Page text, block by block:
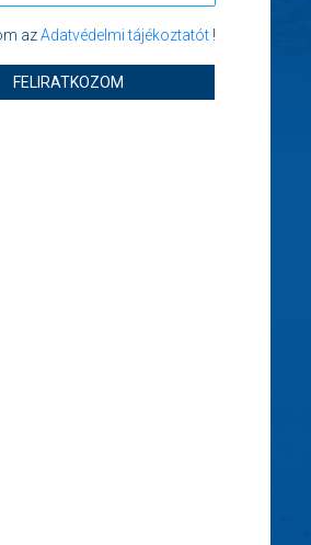
azAdatvédelmi tájékoztatót!
FELIRATKOZOM